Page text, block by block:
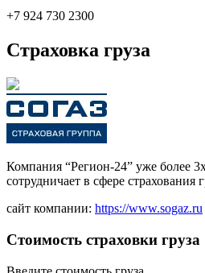
+7 924 730 2300
Страховка груза
Компания “Регион-24” уже более
сотрудничает в сфере
сайт компании: https://www.sogaz.ru
Стоимость страховки груза